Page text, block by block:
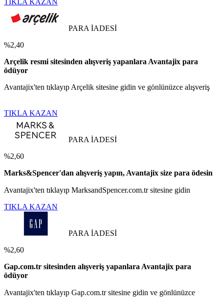
TIKLA KAZAN
PARA İADESİ
%2,40
Arçelik resmi sitesinden alışveriş yapanlara Avantajix para
ödüyor
Avantajix'ten tıklayıp Arçelik sitesine gidin ve gönlünüzce alışveriş
TIKLA KAZAN
PARA İADESİ
%2,60
Marks&Spencer'dan alışveriş yapın, Avantajix size para ödesin
Avantajix'ten tıklayıp MarksandSpencer.com.tr sitesine gidin
TIKLA KAZAN
PARA İADESİ
%2,60
Gap.com.tr sitesinden alışveriş yapanlara Avantajix para
ödüyor
Avantajix'ten tıklayıp Gap.com.tr sitesine gidin ve gönlünüzce